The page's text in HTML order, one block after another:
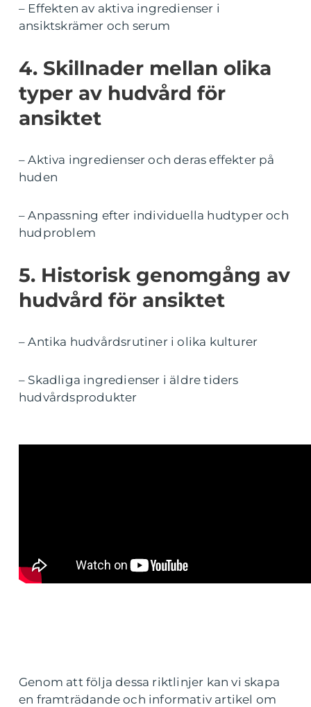
– Effekten av aktiva ingredienser i
ansiktskrämer och serum
4. Skillnader mellan olika
typer av hudvård för
ansiktet
– Aktiva ingredienser och deras effekter på
huden
– Anpassning efter individuella hudtyper och
hudproblem
5. Historisk genomgång av
hudvård för ansiktet
– Antika hudvårdsrutiner i olika kulturer
– Skadliga ingredienser i äldre tiders
hudvårdsprodukter
Genom att följa dessa riktlinjer kan vi skapa
en framträdande och informativ artikel om